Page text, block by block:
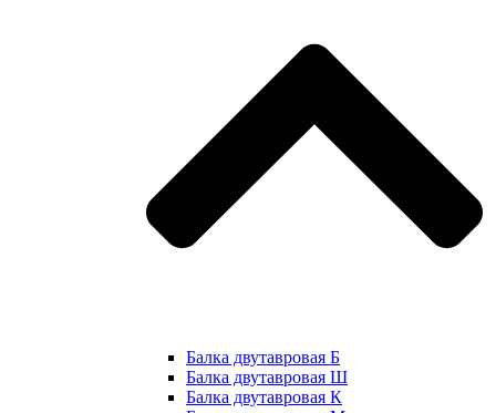
Балка двутавровая Б
Балка двутавровая Ш
Балка двутавровая К